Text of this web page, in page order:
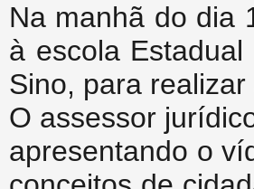
Na manhã do dia
à escola
Sino, para
O assessor
apresentando o